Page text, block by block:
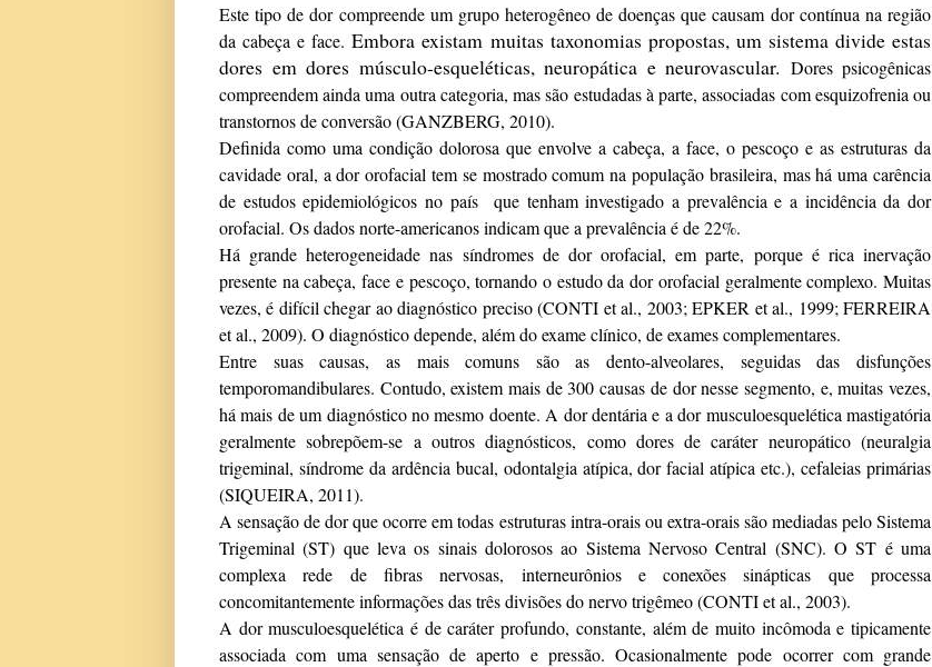
Este tipo de dor compreende um grupo heterogêneo de doenças que causam dor contínua na região
da cabeça e face. Embora existam muitas taxonomias propostas, um sistema divide estas
dores em dores músculo-esqueléticas, neuropática e neurovascular. Dores psicogênicas
compreendem ainda uma outra categoria, mas são estudadas à parte, associadas com esquizofrenia ou
transtornos de conversão (GANZBERG, 2010).
Definida como uma condição dolorosa que envolve a cabeça, a face, o pescoço e as estruturas da
cavidade oral, a dor orofacial tem se mostrado comum na população brasileira, mas há uma carência
de estudos epidemiológicos no país que tenham investigado a prevalência e a incidência da dor
orofacial. Os dados norte-americanos indicam que a prevalência é de 22%.
Há grande heterogeneidade nas síndromes de dor orofacial, em parte, porque é rica inervação
presente na cabeça, face e pescoço, tornando o estudo da dor orofacial geralmente complexo. Muitas
vezes, é difícil chegar ao diagnóstico preciso(CONTI et al., 2003; EPKER et al., 1999; FERREIRA
et al., 2009). O diagnóstico depende, além do exame clínico, de exames complementares.
Entre suas causas, as mais comuns são as dento-alveolares, seguidas das disfunções
temporomandibulares. Contudo, existem mais de 300 causas de dor nesse segmento, e, muitas vezes,
há mais de um diagnóstico no mesmo doente. A dor dentária e a dor musculoesquelética mastigatória
geralmente sobrepõem-se a outros diagnósticos, como dores de caráter neuropático (neuralgia
trigeminal, síndrome da ardência bucal, odontalgia atípica, dor facial atípica etc.), cefaleias primárias
(SIQUEIRA, 2011).
A sensação de dor que ocorre em todas estruturas intra-orais ou extra-orais são mediadas pelo Sistema
Trigeminal (ST) que leva os sinais dolorosos ao Sistema Nervoso Central (SNC). O ST é uma
complexa rede de fibras nervosas, interneurônios e conexões sinápticas que processa
concomitantemente informações das três divisões do nervo trigêmeo(CONTI et al., 2003).
A dor musculoesquelética é de caráter profundo, constante, além de muito incômoda e tipicamente
associada com uma sensação de aperto e pressão. Ocasionalmente pode ocorrer com grande